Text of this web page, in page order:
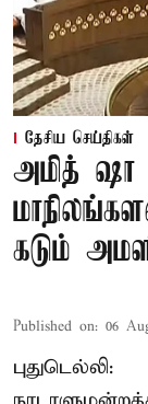
தேசிய செய்திகள்
அமித்
கடும்
Published on: 06
புதுடெல்லி: